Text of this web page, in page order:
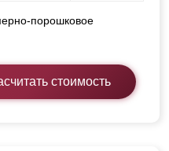
порошковое
стоимость